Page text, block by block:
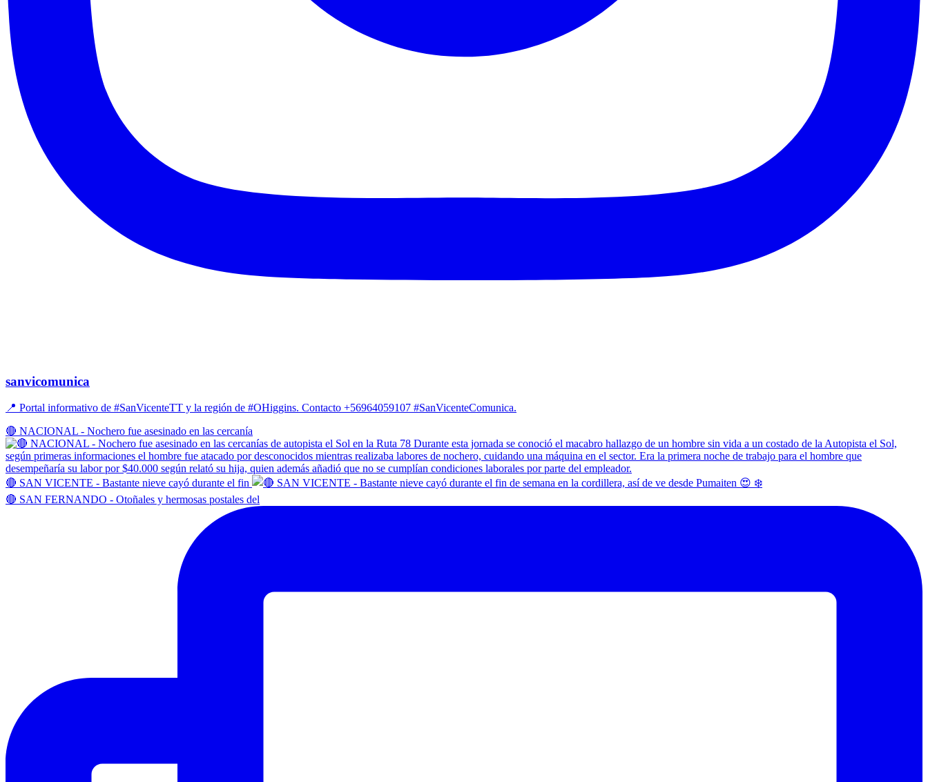
sanvicomunica
📍 Portal informativo de #SanVicenteTT y la región de #OHiggins. Contacto +56964059107 #SanVicenteComunica.
🔴 NACIONAL - Nochero fue asesinado en las cercanía
🔴 SAN VICENTE - Bastante nieve cayó durante el fin
🔴 SAN FERNANDO - Otoñales y hermosas postales del